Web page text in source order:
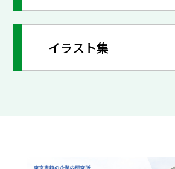
イラスト集